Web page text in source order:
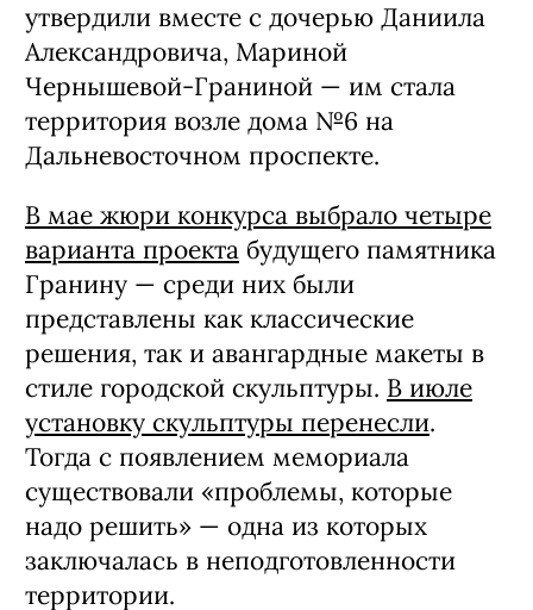
утвердили вместе с дочерью Даниила
Александровича, Мариной
Чернышевой-Граниной — им стала
территория возле дома №6 на
Дальневосточном проспекте.
В мае жюри конкурса выбрало четыре
варианта проекта будущего памятника
Гранину — среди них были
представлены как классические
решения, так и авангардные макеты в
стиле городской скульптуры. В июле
установку скульптуры перенесли.
Тогда с появлением мемориала
существовали «проблемы, которые
надо решить» — одна из которых
заключалась в неподготовленности
территории.